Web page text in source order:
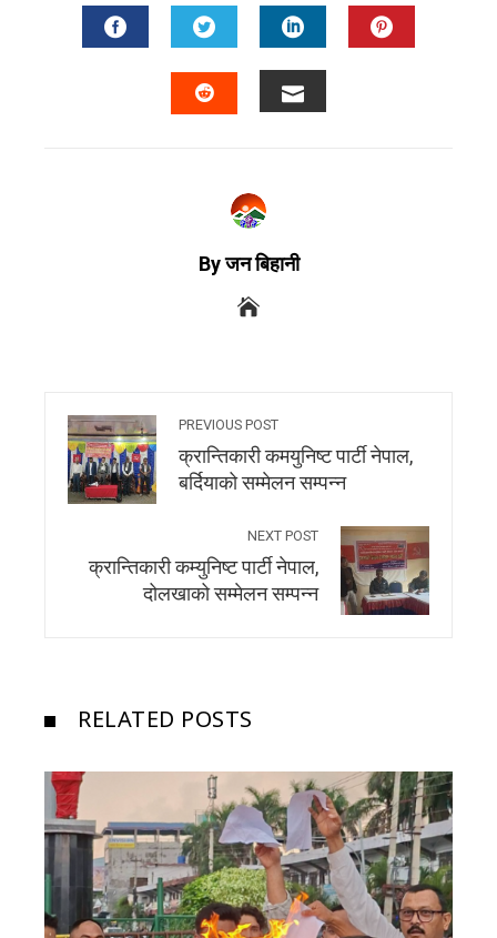
By जन बिहानी
PREVIOUS POST
क्रान्तिकारी कमयुनिष्ट पार्टी नेपाल,
बर्दियाको सम्मेलन सम्पन्न
NEXT POST
क्रान्तिकारी कम्युनिष्ट पार्टी नेपाल,
दोलखाको सम्मेलन सम्पन्न
RELATED POSTS